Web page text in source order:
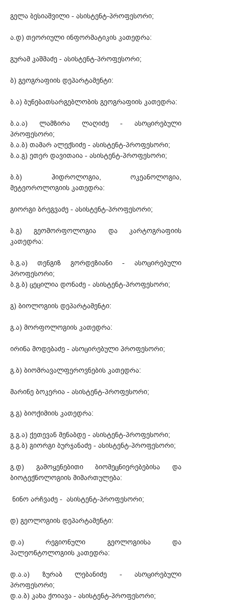
გელა ბესიაშვილი - ასისტენტ-პროფესორი;
ა.დ) თეორიული ინფორმატიკის კათედრა:
გურამ კაშმაძე - ასისტენტ-პროფესორი;
ბ) გეოგრაფიის დეპარტამენტი:
ბ.ა) ბუნებათსარგებლობის გეოგრაფიის კათედრა:
ბ.ა.ა) ლამზირა ლაღიძე - ასოცირებული
პროფესორი;
ბ.ა.ბ) თამარ ალექსიძე - ასისტენტ-პროფესორი;
ბ.ა.გ) ეთერ დავითაია - ასისტენტ-პროფესორი;
ბ.ბ) ჰიდროლოგია, ოკეანოლოგია,
მეტეოროლოგიის კათედრა:
გიორგი ბრეგვაძე - ასისტენტ-პროფესორი;
ბ.გ) გეომორფოლოგია და კარტოგრაფიის
კათედრა:
ბ.გ.ა) თენგიზ გორდეზიანი - ასოცირებული
პროფესორი;
ბ.გ.ბ) ცეცილია დონაძე - ასისტენტ-პროფესორი;
გ) ბიოლოგიის დეპარტამენტი:
გ.ა) მორფოლოგიის კათედრა:
ირინა მოდებაძე - ასოცირებული პროფესორი;
გ.ბ) ბიომრავალფეროვნების კათედრა:
მარინე ბოკერია - ასისტენტ-პროფესორი;
გ.გ) ბიოქიმიის კათედრა:
გ.გ.ა) ქეთევან მენაბდე - ასისტენტ-პროფესორი;
გ.გ.ბ) გიორგი ბურჯანაძე - ასისტენტ-პროფესორი;
გ.დ) გამოყენებითი ბიომეცნიერებებისა და
ბიოტექნოლოგიის მიმართულება:
ნინო არჩვაძე - ასისტენტ-პროფესორი;
დ) გეოლოგიის დეპარტამენტი:
დ.ა) რეგიონული გეოლოგიისა და
პალეონტოლოგიის კათედრა:
დ.ა.ა) ზურაბ ლებანიძე - ასოცირებული
პროფესორი;
დ.ა.ბ) კახა ქოიავა - ასისტენტ-პროფესორი;